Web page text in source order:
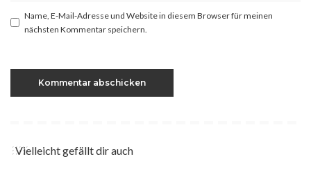
Name, E-Mail-Adresse und Website in diesem Browser für meinen
nächsten Kommentar speichern.
Vielleicht gefällt dir auch